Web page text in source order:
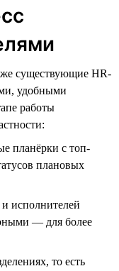
существующие HR-
удобными
работы
планёрки с топ-
плановых
и исполнителей
— для более
то есть